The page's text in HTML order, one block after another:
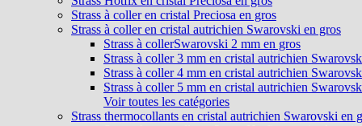
Strass à coller en cristal Preciosa en gros
Strass à coller en cristal autrichien Swarovski en gros
Strass à collerSwarovski 2 mm en gros
Strass à coller 3 mm en cristal autrichien
Strass à coller 4 mm en cristal autrichien
Strass à coller 5 mm en cristal autrichien
Voir toutes les catégories
Strass thermocollants en cristal autrichien Swarovski en